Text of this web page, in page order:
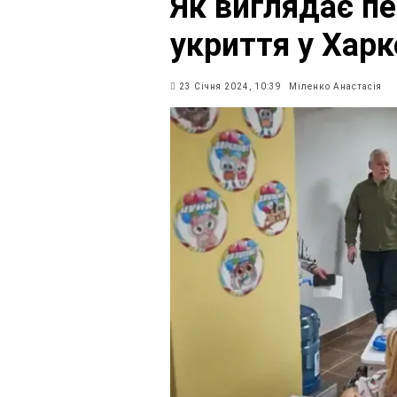
укриття у
23 Січня 2024, 10:39 Міленко Анастасія